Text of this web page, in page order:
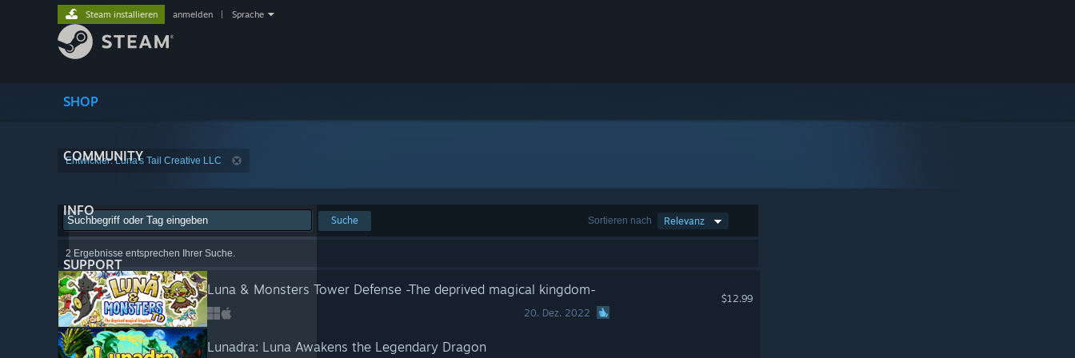
SHOP
COMMUNITY
INFO
SUPPORT
Steam installieren anmelden Sprache
Entwickler: Luna's Tail Creative LLC
Sortieren nach Relevanz
Suche
2 Ergebnisse entsprechen Ihrer Suche.
Luna & Monsters Tower Defense -The deprived magical kingdom-
20. Dez. 2022
$12.99
Lunadra: Luna Awakens the Legendary Dragon